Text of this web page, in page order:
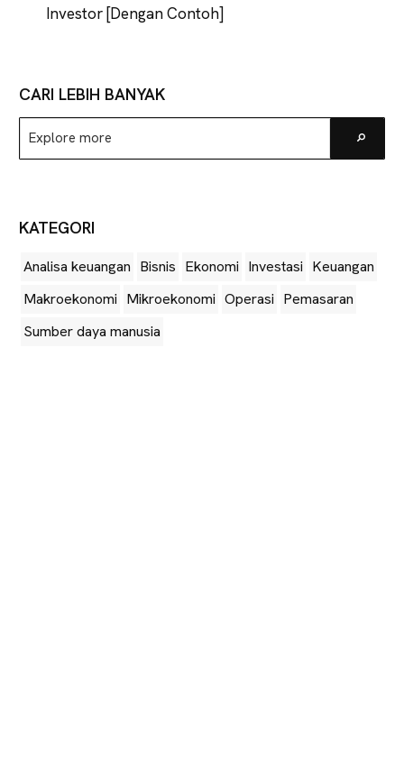
Investor [Dengan Contoh]
CARI LEBIH BANYAK
Explore
more
KATEGORI
Analisa keuangan Bisnis Ekonomi Investasi Keuangan
Makroekonomi Mikroekonomi Operasi Pemasaran
Sumber daya manusia